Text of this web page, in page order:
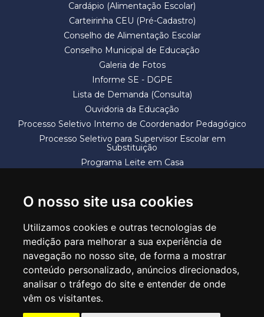
O nosso site usa cookies
Utilizamos cookies e outras tecnologias de
medição para melhorar a sua experiência de
navegação no nosso site, de forma a mostrar
conteúdo personalizado, anúncios direcionados,
analisar o tráfego do site e entender de onde
vêm os visitantes.
Cardápio (Alimentação Escolar)
Carteirinha CEU (Pré-Cadastro)
Conselho de Alimentação Escolar
Conselho Municipal de Educação
Galeria de Fotos
Informe SE - DGPE
Lista de Demanda (Consulta)
Ouvidoria da Educação
Processo Seletivo Interno de Coordenador Pedagógico
Processo Seletivo para Supervisor Escolar em
Substituição
Programa Leite em Casa
SECRETARIA DE EDUCAÇÃO
Rua Claudino Barbosa, 313 - Macedo - Guarulhos/SP CEP 07113-040
Central de Atendimento: *55 11 2475-7300